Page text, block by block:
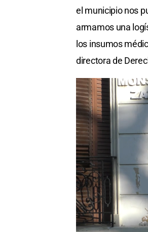
el municipio nos
armamos una
los insumos
directora de